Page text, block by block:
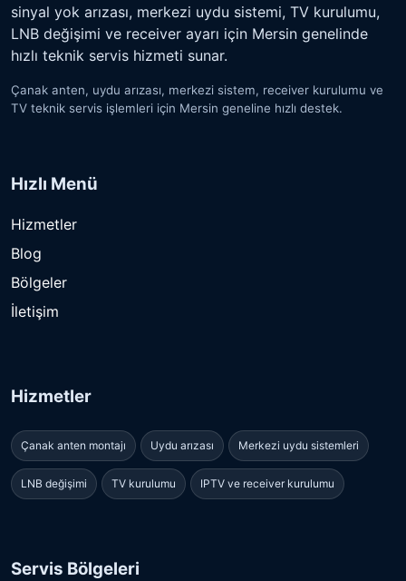
sinyal yok arızası, merkezi uydu sistemi, TV kurulumu,
LNB değişimi ve receiver ayarı için Mersin genelinde
hızlı teknik servis hizmeti sunar.
Çanak anten, uydu arızası, merkezi sistem, receiver kurulumu ve
TV teknik servis işlemleri için Mersin geneline hızlı destek.
Hızlı Menü
Hizmetler
Blog
Bölgeler
İletişim
Hizmetler
Çanak anten montajı Uydu arızası Merkezi uydu sistemleri
LNB değişimi TV kurulumu IPTV ve receiver kurulumu
Servis Bölgeleri